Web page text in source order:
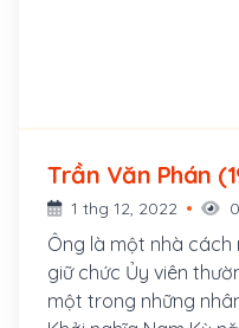
1 thg 12, 2022 0
Ông là một nhà cách
giữ chức Ủy viên
một trong những